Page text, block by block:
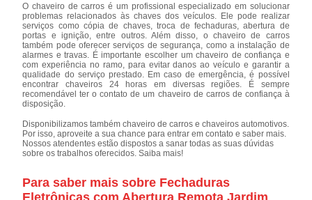
O chaveiro de carros é um profissional especializado em solucionar
problemas relacionados às chaves dos veículos. Ele pode realizar
serviços como cópia de chaves, troca de fechaduras, abertura de
portas e ignição, entre outros. Além disso, o chaveiro de carros
também pode oferecer serviços de segurança, como a instalação de
alarmes e travas. É importante escolher um chaveiro de confiança e
com experiência no ramo, para evitar danos ao veículo e garantir a
qualidade do serviço prestado. Em caso de emergência, é possível
encontrar chaveiros 24 horas em diversas regiões. É sempre
recomendável ter o contato de um chaveiro de carros de confiança à
disposição.
Disponibilizamos também chaveiro de carros e chaveiros automotivos.
Por isso, aproveite a sua chance para entrar em contato e saber mais.
Nossos atendentes estão dispostos a sanar todas as suas dúvidas
sobre os trabalhos oferecidos. Saiba mais!
Para saber mais sobre Fechaduras
Eletrônicas com Abertura Remota Jardim